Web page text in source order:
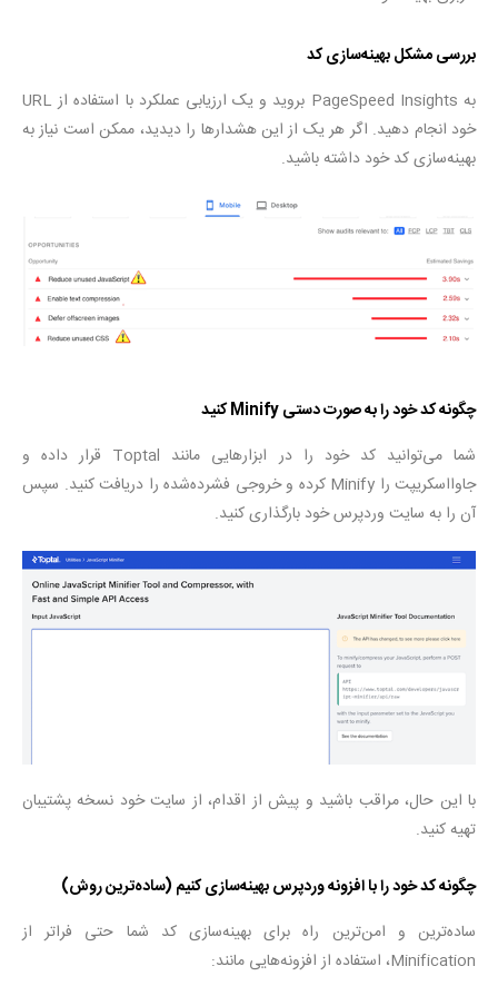
بررسی مشکل بهینه‌سازی کد
به PageSpeed Insights بروید و یک ارزیابی عملکرد با استفاده از URL
خود انجام دهید. اگر هر یک از این هشدارها را دیدید، ممکن است نیاز به
بهینه‌سازی کد خود داشته باشید.
چگونه کد خود را به صورت دستیMinify
کنید
شما می‌توانید کد خود را در ابزارهایی مانند Toptal قرار داده و
جاوااسکریپت را Minify کرده و خروجی فشرده‌شده را دریافت کنید. سپس
آن را به سایت وردپرس خود بارگذاری کنید.
با این حال، مراقب باشید و پیش از اقدام، از سایت خود نسخه پشتیبان
تهیه کنید.
چگونه کد خود را با افزونه وردپرس بهینه‌سازی کنیم (ساده‌ترین روش)
ساده‌ترین و امن‌ترین راه برای بهینه‌سازی کد شما حتی فراتر از
Minification، استفاده از افزونه‌هایی مانند: